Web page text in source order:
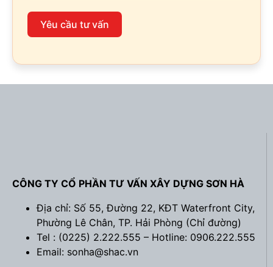
Yêu cầu tư vấn
CÔNG TY CỔ PHẦN TƯ VẤN XÂY DỰNG SƠN HÀ
Địa chỉ: Số 55, Đường 22, KĐT Waterfront City,
Phường Lê Chân, TP. Hải Phòng (Chỉ đường)
Tel : (0225) 2.222.555 – Hotline: 0906.222.555
Email: sonha@shac.vn